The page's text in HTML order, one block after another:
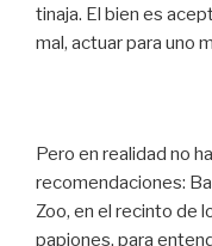
tinaja. El bien es
mal, actuar para uno
Pero en realidad no
recomendaciones:
Zoo, en el recinto de
papiones, para